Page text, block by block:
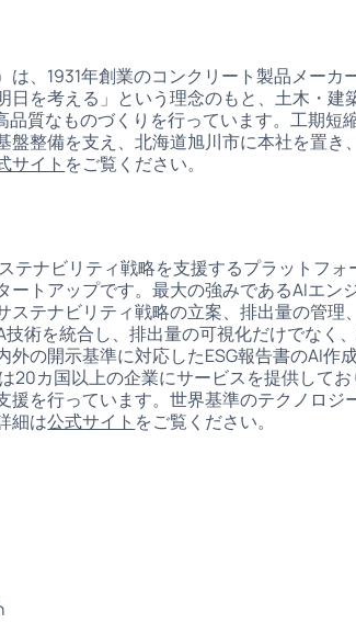
、1931年創業のコンクリート製品メーカ
日を考える」という理念のもと、土木・建
品質なものづくりを行っています。工期短
盤整備を支え、北海道旭川市に本社を置き
サイト をご覧ください。
テナビリティ戦略を支援するプラットフ
ートアップです。最大の強みであるAIエン
テナビリティ戦略の立案、排出量の管理
術を統合し、排出量の可視化だけでなく
外の開示基準に対応したESG報告書のAI作
20カ国以上の企業にサービスを提供して
援を行っています。世界基準のテクノロジ
細は公式サイト をご覧ください。